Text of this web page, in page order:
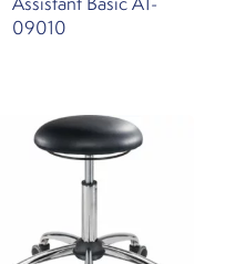
09010